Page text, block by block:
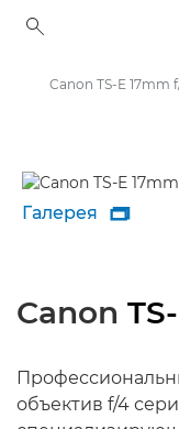
Галерея 
Canon
объектив f/4